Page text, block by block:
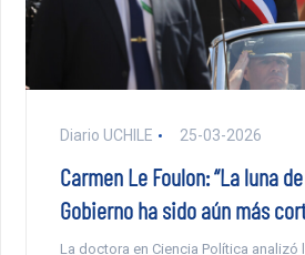
Diario UCHILE 25-03-2026
Carmen Le Foulon: “La luna
Gobierno ha sido aún más
La doctora en Ciencia Política analizó